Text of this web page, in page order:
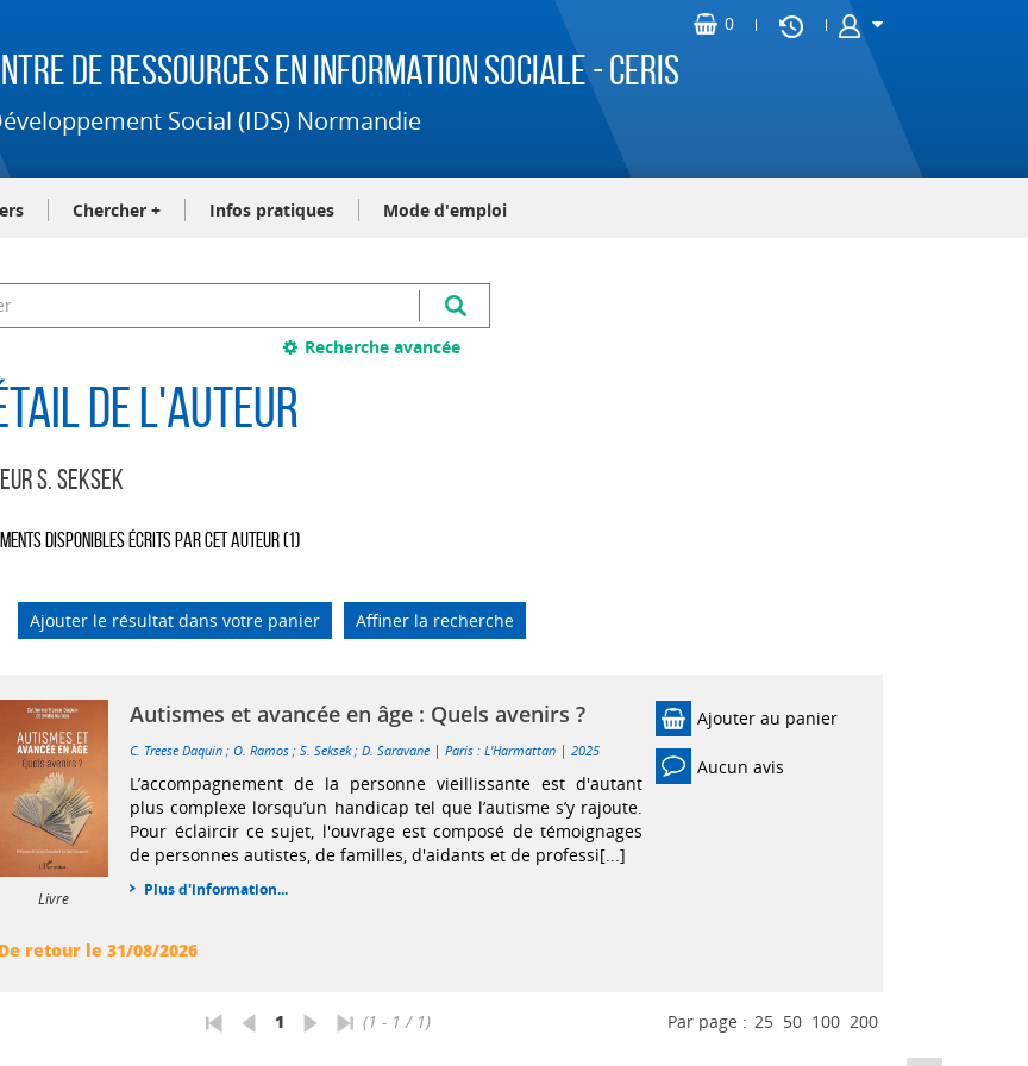
de Ressources en Information Sociale - CERIS
Social (IDS) Normandie
Chercher + Infos pratiques Mode d'emploi
Recherche avancée
de l'auteur
S. Seksek
disponibles écrits par cet auteur (1)
Ajouter le résultat dans votre panier Affiner la recherche
Livre
Autismes et avancée en âge : Quels avenirs ?
C. Treese Daquin ;O. Ramos ;S. Seksek;D. Saravane |Paris : L'Harmattan |2025
L’accompagnement de la personne vieillissante est d'autant
plus complexe lorsqu’un handicap tel que l’autisme s’y rajoute.
Pour éclaircir ce sujet, l'ouvrage est composé de témoignages
de personnes autistes, de familles, d'aidants et de professi[...]
Plus d'information...
Ajouter au panier
Aucun avis
De retour le 31/08/2026
1 (1 - 1 / 1) Par page : 25 50 100 200